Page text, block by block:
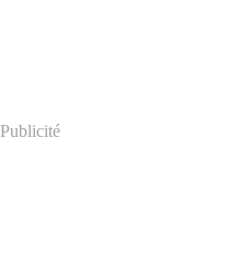
Publicité